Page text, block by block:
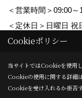
＜営業時間＞09:00
＜定休日＞日曜日
Copyright (c) ONESTAR
Produced byゴデスクリ
Cookieポリシー
当サイトではCookieを使用し
Cookieの使用に関する詳細
Cookieを受け入れるか拒否